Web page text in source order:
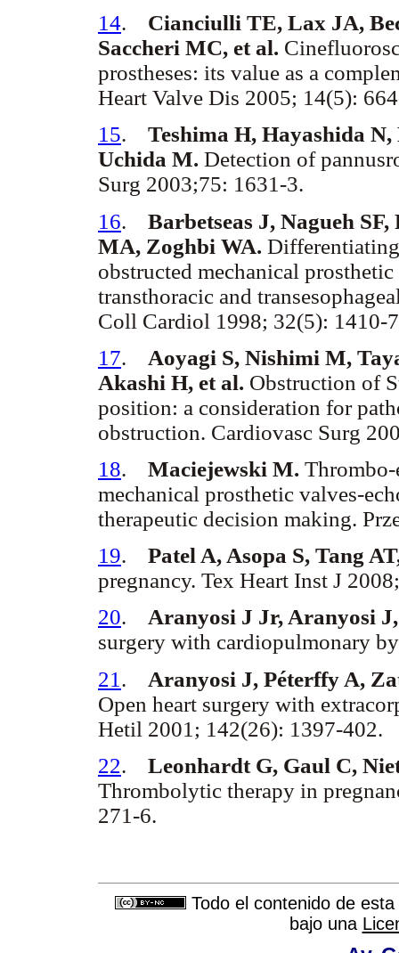
14. Cianciulli TE, Lax JA,
Saccheri MC, et al.
prostheses: its value as a
Heart Valve Dis 2005; 14(5):
15. Teshima H, Hayashida
Uchida M. Detection of
Surg 2003;75: 1631-3.
16. Barbetseas J, Nagueh
MA, Zoghbi WA.
obstructed mechanical
transthoracic and
Coll Cardiol 1998; 32(5): 1410-
17. Aoyagi S, Nishimi M,
Akashi H, et al. Obstruction of
position: a consideration for
obstruction. Cardiovasc Surg
18. Maciejewski M.
mechanical prosthetic valves-
therapeutic decision making.
19. Patel A, Asopa S, Tang
pregnancy. Tex Heart Inst J
20. Aranyosi J Jr, Aranyosi
surgery with cardiopulmonary
21 . Aranyosi J, Péterffy A,
Open heart surgery with
Hetil 2001; 142(26): 1397-402.
22. Leonhardt G, Gaul C,
Thrombolytic therapy in
271-6.
Todo el contenido de
bajo una